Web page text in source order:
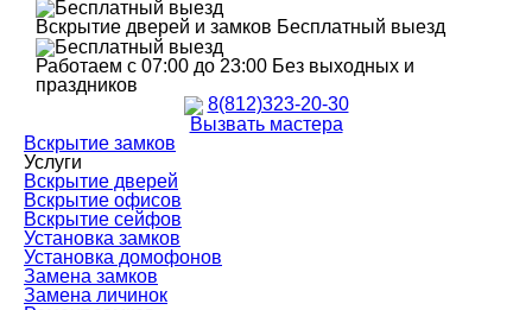
Вскрытие дверей и замков Бесплатный выезд
Работаем с 07:00 до 23:00 Без выходных и
праздников
8(812)323-20-30
Вызвать мастера
Вскрытие замков
Услуги
Вскрытие дверей
Вскрытие офисов
Вскрытие сейфов
Установка замков
Установка домофонов
Замена замков
Замена личинок